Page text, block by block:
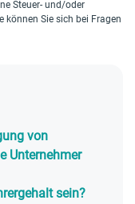
Steuer- und/oder
können Sie sich bei Fragen
von
Unternehmer
sein?